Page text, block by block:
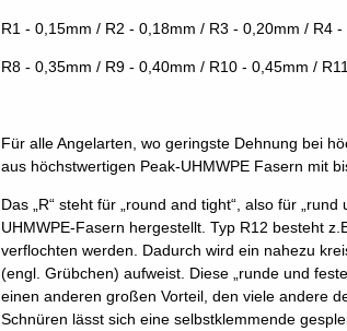
R1 - 0,15mm / R2 - 0,18mm / R3 - 0,20mm / R4
R8 - 0,35mm / R9 - 0,40mm / R10 - 0,45mm /
Für alle Angelarten, wo geringste Dehnung bei
aus höchstwertigen Peak-UHMWPE Fasern mit
Das „R“ steht für „round and tight“, also für
UHMWPE-Fasern hergestellt. Typ R12 besteht
verflochten werden. Dadurch wird ein nahezu
(engl. Grübchen) aufweist. Diese „runde und
einen anderen großen Vorteil, den viele andere
Schnüren lässt sich eine selbstklemmende